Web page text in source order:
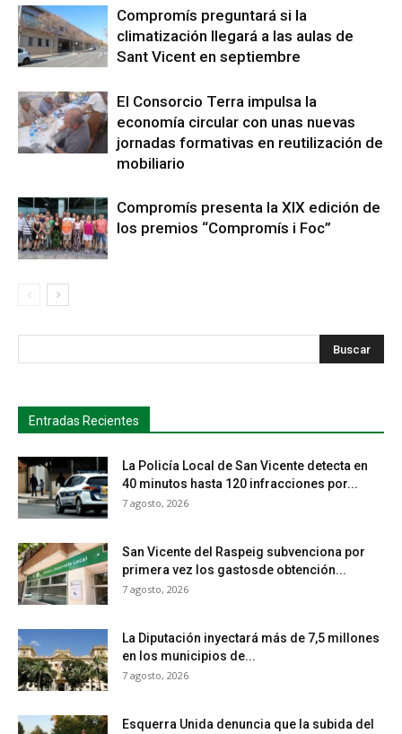
Compromís preguntará si la
climatización llegará a las aulas de
Sant Vicent en septiembre
El Consorcio Terra impulsa la
economía circular con unas nuevas
jornadas formativas en reutilización de
mobiliario
Compromís presenta la XIX edición de
los premios “Compromís i Foc”
Entradas Recientes
La Policía Local de San Vicente detecta en
40 minutos hasta 120 infracciones por...
7 agosto, 2026
San Vicente del Raspeig subvenciona por
primera vez los gastosde obtención...
7 agosto, 2026
La Diputación inyectará más de 7,5 millones
en los municipios de...
7 agosto, 2026
Esquerra Unida denuncia que la subida del